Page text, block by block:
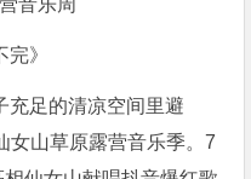
》
足的清凉空间里避
女山草原露营音乐季。7